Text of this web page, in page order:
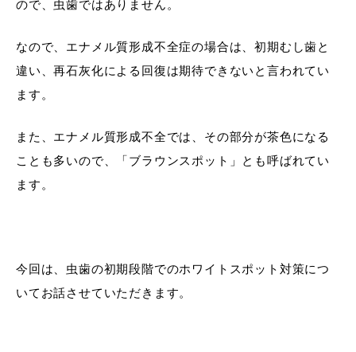
ので、虫歯ではありません。
なので、エナメル質形成不全症の場合は、初期むし歯と
違い、再石灰化による回復は期待できないと言われてい
ます。
また、エナメル質形成不全では、その部分が茶色になる
ことも多いので、「ブラウンスポット」とも呼ばれてい
ます。
今回は、虫歯の初期段階でのホワイトスポット対策につ
いてお話させていただきます。